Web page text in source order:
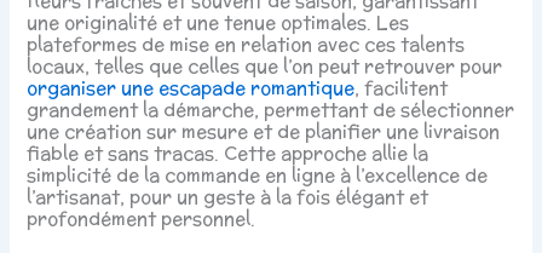
une originalité et une tenue optimales. Les
plateformes de mise en relation avec ces talents
locaux, telles que celles que l’on peut retrouver pour
organiser une escapade romantique, facilitent
grandement la démarche, permettant de sélectionner
une création sur mesure et de planifier une livraison
fiable et sans tracas. Cette approche allie la
simplicité de la commande en ligne à l’excellence de
l’artisanat, pour un geste à la fois élégant et
profondément personnel.